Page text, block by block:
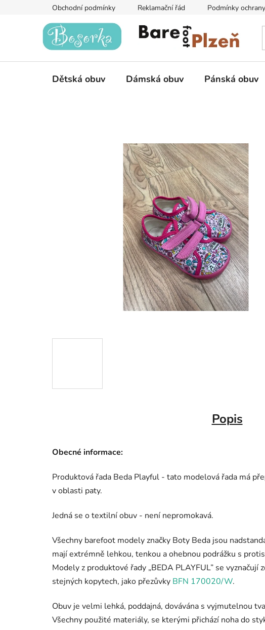
Obchodní podmínky Reklamační řád Podmínky
Dětská obuv Dámská obuv Pánská obuv
Popis
Obecné informace:
Produktová řada Beda Playful - tato modelová řada má
v oblasti paty.
Jedná se o textilní obuv - není nepromokavá.
Všechny barefoot modely značky Boty Beda jsou
mají extrémně lehkou, tenkou a ohebnou podrážku s
Modely z produktové řady „BEDA PLAYFUL” se vyznačují
stejných kopytech, jako přezůvky BFN 170020/W.
Obuv je velmi lehká, poddajná, dovávána s vyjmutelnou
Všechny použité materiály, se kterými přichází noha do